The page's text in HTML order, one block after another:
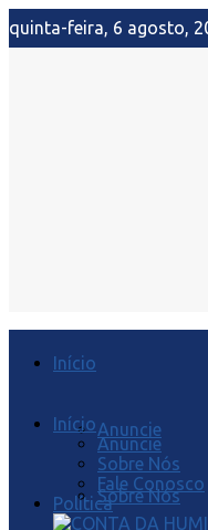
quinta-feira, 6 agosto,
Início
Anuncie
Sobre Nós
Início
Anuncie
Sobre Nós
Fale Conosco
Política